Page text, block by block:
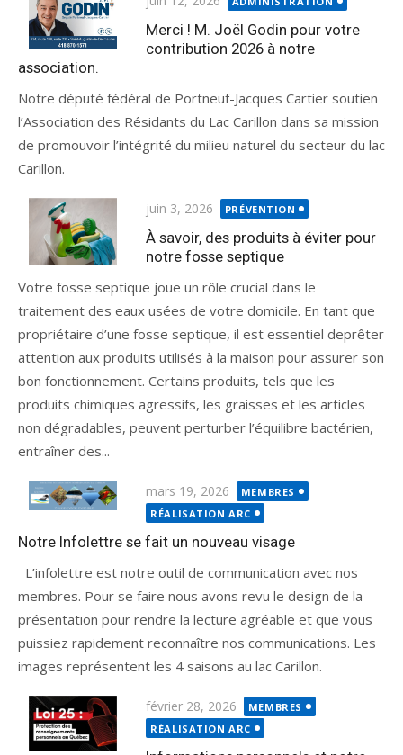
Merci ! M. Joël Godin pour votre
contribution 2026 à notre
association.
Notre député fédéral de Portneuf-Jacques Cartier soutien
l’Association des Résidants du Lac Carillon dans sa mission
de promouvoir l’intégrité du milieu naturel du secteur du lac
Carillon.
juin 3, 2026 PRÉVENTION
À savoir, des produits à éviter pour
notre fosse septique
Votre fosse septique joue un rôle crucial dans le
traitement des eaux usées de votre domicile. En tant que
propriétaire d’une fosse septique, il est essentiel deprêter
attention aux produits utilisés à la maison pour assurer son
bon fonctionnement. Certains produits, tels que les
produits chimiques agressifs, les graisses et les articles
non dégradables, peuvent perturber l’équilibre bactérien,
entraîner des...
mars 19, 2026
MEMBRES
RÉALISATION ARC
Notre Infolettre se fait un nouveau visage
L’infolettre est notre outil de communication avec nos
membres. Pour se faire nous avons revu le design de la
présentation pour rendre la lecture agréable et que vous
puissiez rapidement reconnaître nos communications. Les
images représentent les 4 saisons au lac Carillon.
février 28, 2026
MEMBRES
RÉALISATION ARC